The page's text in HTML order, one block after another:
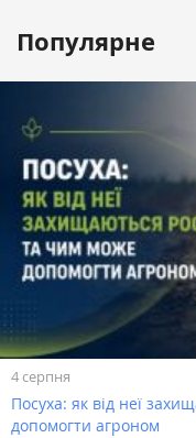
Популярне
4 серпня
Посуха: як від неї
допомогти агроном